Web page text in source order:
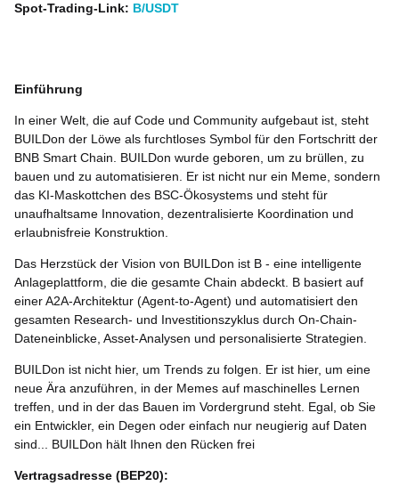
Spot-Trading-Link: B/USDT
Einführung
In einer Welt, die auf Code und Community aufgebaut ist, steht
BUILDon der Löwe als furchtloses Symbol für den Fortschritt der
BNB Smart Chain. BUILDon wurde geboren, um zu brüllen, zu
bauen und zu automatisieren. Er ist nicht nur ein Meme, sondern
das KI-Maskottchen des BSC-Ökosystems und steht für
unaufhaltsame Innovation, dezentralisierte Koordination und
erlaubnisfreie Konstruktion.
Das Herzstück der Vision von BUILDon ist B - eine intelligente
Anlageplattform, die die gesamte Chain abdeckt. B basiert auf
einer A2A-Architektur (Agent-to-Agent) und automatisiert den
gesamten Research- und Investitionszyklus durch On-Chain-
Dateneinblicke, Asset-Analysen und personalisierte Strategien.
BUILDon ist nicht hier, um Trends zu folgen. Er ist hier, um eine
neue Ära anzuführen, in der Memes auf maschinelles Lernen
treffen, und in der das Bauen im Vordergrund steht. Egal, ob Sie
ein Entwickler, ein Degen oder einfach nur neugierig auf Daten
sind... BUILDon hält Ihnen den Rücken frei
Vertragsadresse (BEP20):